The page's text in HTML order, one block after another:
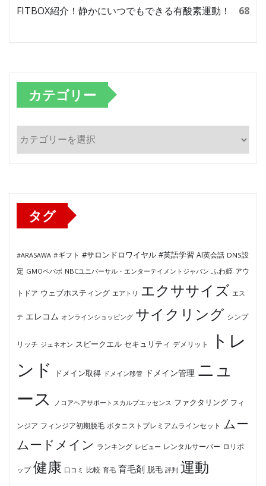
FITBOX紹介！静かにいつでもできる有酸素運動！
68
カテゴリー
カ
タグ
#ARASAWA #ギフト #サロンドロワイヤル #英語学習 AI英会話 DNS設
定 GMOペパボ NBCユニバーサル・エンターテイメントジャパン ふわ姫 アウ
トドア ウェブホスティング エアトリ エクササイズ エス
テ エレコム オンラインショッピング サイクリング シンプ
リッチ ジェネオン スピークエル セキュリティ デメリット
トレ
ンド
ドメイン取得 ドメイン移管 ドメイン管理 ニュ
ース
ノコアヘアサポートスカルプエッセンス ファクタリング フィ
ンジア フィンジア初期脱毛 ボタニストプレミアムラインセット ムー
ムードメイン ランキング レビュー レンタルサーバー ロリポ
ップ 健康 口コミ 比較 育毛 育毛剤 脱毛 評判 運動